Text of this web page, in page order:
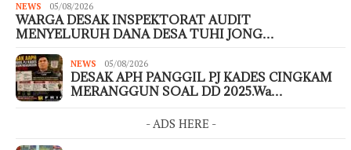
NEWS 05/08/2026
WARGA DESAK INSPEKTORAT AUDIT
MENYELURUH DANA DESA TUHI JONG…
NEWS 05/08/2026
DESAK APH PANGGIL PJ KADES CINGKAM
MERANGGUN SOAL DD 2025.Wa…
- ADS HERE -